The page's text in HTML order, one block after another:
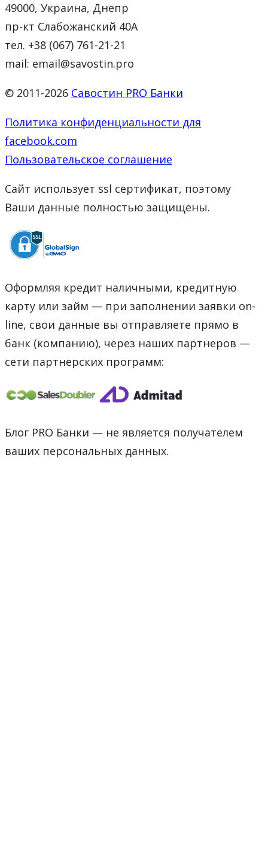
49000, Украина, Днепр
пр-кт Слабожанский 40А
тел. +38 (067) 761-21-21
mail: email@savostin.pro
© 2011-2026 Савостин PRO Банки
Политика конфиденциальности для
facebook.com
Пользовательское соглашение
Сайт использует ssl сертификат, поэтому
Ваши данные полностью защищены.
Оформляя кредит наличными, кредитную
карту или займ — при заполнении заявки on-
line, свои данные вы отправляете прямо в
банк (компанию), через наших партнеров —
сети партнерских программ:
Блог PRO Банки — не является получателем
ваших персональных данных.